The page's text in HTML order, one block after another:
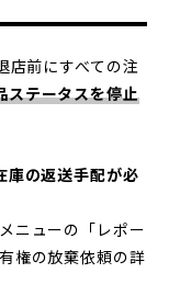
前にすべての注
ステータスを停止
庫の返送手配が必
ニューの「レポー
権の放棄依頼の詳